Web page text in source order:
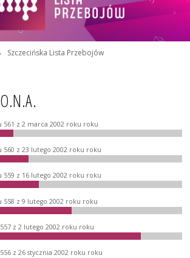
Szczecińska Lista Przebojów
561 z 2 marca 2002 roku roku
560 z 23 lutego 2002 roku roku
559 z 16 lutego 2002 roku roku
558 z 9 lutego 2002 roku roku
z 2 lutego 2002 roku roku
z 26 stycznia 2002 roku roku